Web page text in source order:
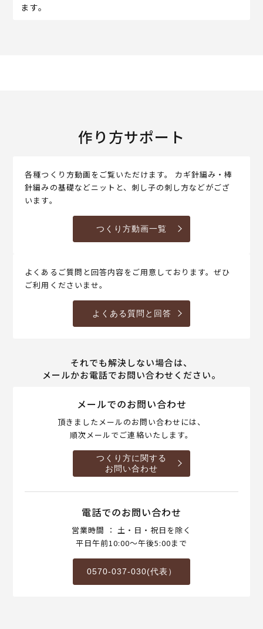
ます。
作り方サポート
各種つくり方動画をご覧いただけます。 カギ針編み・棒
針編みの基礎などニットと、刺し子の刺し方などがござ
います。
つくり方動画一覧
よくあるご質問と回答内容をご用意しております。ぜひ
ご利用くださいませ。
よくある質問と回答
それでも解決しない場合は、
メールかお電話でお問い合わせください。
メールでのお問い合わせ
頂きましたメールのお問い合わせには、
順次メールでご連絡いたします。
つくり方に関する
お問い合わせ
電話でのお問い合わせ
営業時間 ： 土・日・祝日を除く
平日午前10:00～午後5:00まで
0570-037-030(代表）